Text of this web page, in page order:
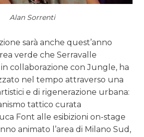
Alan Sorrenti
sarà anche quest’anno
verde che Serravalle
collaborazione con Jungle, ha
nel tempo attraverso una
e di rigenerazione urbana:
tattico curata
Font alle esibizioni on-stage
animato l’area di Milano Sud,